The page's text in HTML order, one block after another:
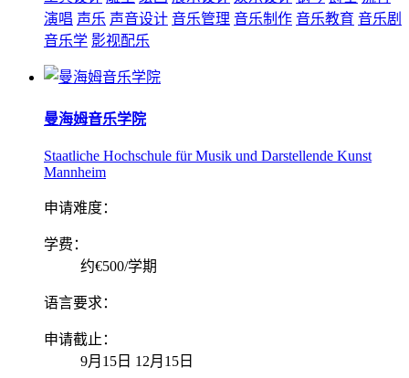
演唱 声乐 声音设计 音乐管理 音乐制作 音乐教育 音乐剧
音乐学 影视配乐
曼海姆音乐学院
Staatliche Hochschule für Musik und Darstellende Kunst
Mannheim
申请难度：
学费：
约€500/学期
语言要求：
申请截止：
9月15日 12月15日